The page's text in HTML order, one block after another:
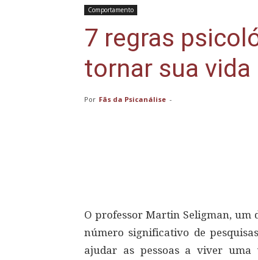
Comportamento
7 regras
tornar sua
Por Fãs da Psicanálise -
O professor Martin Seligman, um
número significativo de
ajudar as pessoas a viver uma